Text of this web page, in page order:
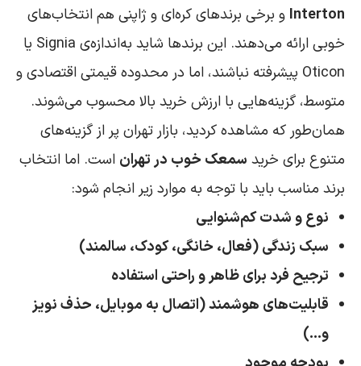
Interton و برخی برندهای کره‌ای و ژاپنی هم انتخاب‌های
خوبی ارائه می‌دهند. این برندها شاید به‌اندازه‌ی Signia یا
Oticon پیشرفته نباشند، اما در محدوده قیمتی اقتصادی و
متوسط، گزینه‌هایی با ارزش خرید بالا محسوب می‌شوند.
همان‌طور که مشاهده کردید، بازار تهران پر از گزینه‌های
متنوع برای خرید سمعک خوب در تهران است. اما انتخاب
برند مناسب باید با توجه به موارد زیر انجام شود:
نوع و شدت کم‌شنوایی
سبک زندگی (فعال، خانگی، کودک، سالمند)
ترجیح فرد برای ظاهر و راحتی استفاده
قابلیت‌های هوشمند (اتصال به موبایل، حذف نویز
و…)